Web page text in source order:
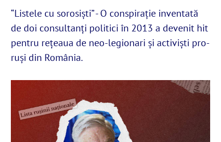
Despre noi
English
Cautare...
“Listele cu sorosiști” - O conspirație inventată
de doi consultanți politici în 2013 a devenit hit
pentru rețeaua de neo-legionari și activiști pro-
ruși din România.